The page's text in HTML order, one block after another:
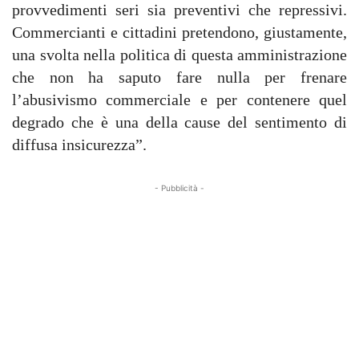
provvedimenti seri sia preventivi che repressivi.
Commercianti e cittadini pretendono, giustamente,
una svolta nella politica di questa amministrazione
che non ha saputo fare nulla per frenare
l’abusivismo commerciale e per contenere quel
degrado che è una della cause del sentimento di
diffusa insicurezza”.
- Pubblicità -